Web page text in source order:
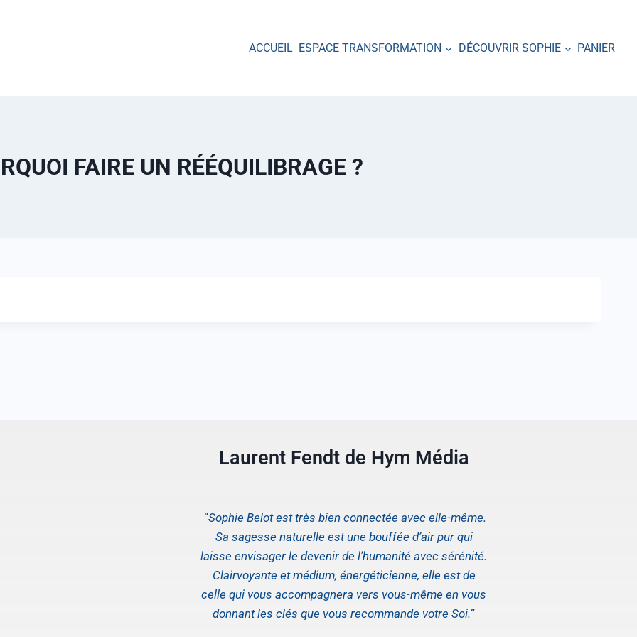
ACCUEIL ESPACE TRANSFORMATION DÉCOUVRIR SOPHIE PANIER
FAIRE UN RÉÉQUILIBRAGE ?
Laurent Fendt de Hym Média
“Sophie Belot est très bien connectée avec elle-même.
Sa sagesse naturelle est une bouffée d’air pur qui
laisse envisager le devenir de l’humanité avec sérénité.
Clairvoyante et médium, énergéticienne, elle est de
celle qui vous accompagnera vers vous-même en vous
donnant les clés que vous recommande votre Soi.“